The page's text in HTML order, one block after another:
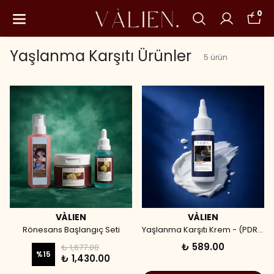
0
Yaşlanma Karşıtı Ürünler 5 ürün
VÀLIEN
Rönesans Başlangıç Seti
%15
₺ 1,677.00
₺ 1,430.00
VÀLIEN
Yaşlanma Karşıtı Krem - (PDRN) Somon DNA (50 ml)
₺ 589.00